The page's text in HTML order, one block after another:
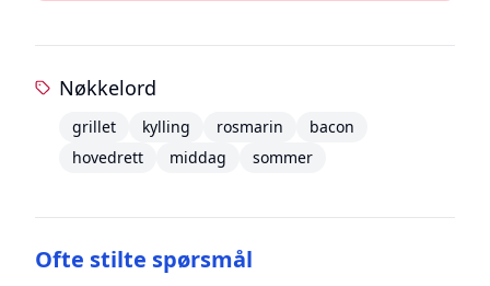
Nøkkelord
grillet kylling rosmarin
bacon
hovedrett
middag sommer
Ofte stilte spørsmål